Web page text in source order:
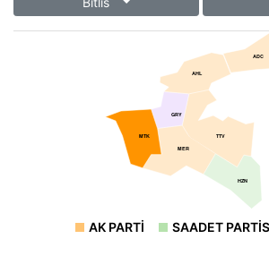
ADC
AHL
MER
HZN
MTK TTV
GRY
AK PARTI SAADET